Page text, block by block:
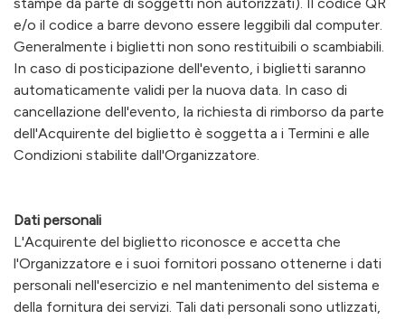
e/o il codice a barre devono essere leggibili dal computer.
Generalmente i biglietti non sono restituibili o scambiabili.
In caso di posticipazione dell'evento, i biglietti saranno
automaticamente validi per la nuova data. In caso di
cancellazione dell'evento, la richiesta di rimborso da parte
dell'Acquirente del biglietto è soggetta a i Termini e alle
Condizioni stabilite dall'Organizzatore.
Dati personali
L'Acquirente del biglietto riconosce e accetta che
l'Organizzatore e i suoi fornitori possano ottenerne i dati
personali nell'esercizio e nel mantenimento del sistema e
della fornitura dei servizi. Tali dati personali sono utlizzati,